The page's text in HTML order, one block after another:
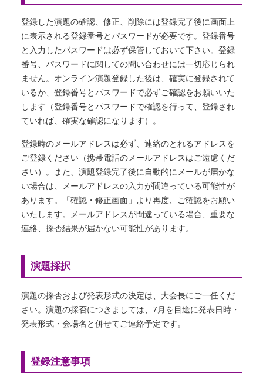
登録した演題の確認、修正、削除には登録完了後に画面上
に表示される登録番号とパスワードが必要です。登録番号
と入力したパスワードは必ず保管しておいて下さい。登録
番号、パスワードに関しての問い合わせには一切応じられ
ません。オンライン演題登録した後は、確実に登録されて
いるか、登録番号とパスワードで必ずご確認をお願いいた
します（登録番号とパスワードで確認を行って、登録され
ていれば、確実な確認になります）。
登録時のメールアドレスは必ず、連絡のとれるアドレスを
ご登録ください（携帯電話のメールアドレスはご遠慮くだ
さい）。また、演題登録完了後に自動的にメールが届かな
い場合は、メールアドレスの入力が間違っている可能性が
あります。「確認・修正画面」より再度、ご確認をお願い
いたします。メールアドレスが間違っている場合、重要な
連絡、採否結果が届かない可能性があります。
演題採択
演題の採否および発表形式の決定は、大会長にご一任くだ
さい。演題の採否につきましては、7月を目途に発表日時・
発表形式・会場名と併せてご連絡予定です。
登録注意事項